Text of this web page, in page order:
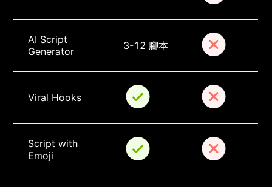
AI Script
Generator
3-12 腳本
Viral Hooks
Script with
Emoji